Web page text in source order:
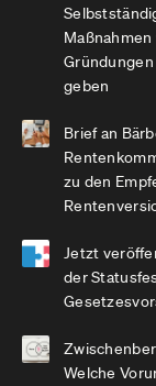
geben
Brief an
zu den
Jetzt
der
Welche